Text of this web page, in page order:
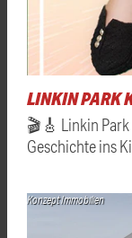
LINKIN PARK
🎬🎸 Linkin
Geschichte ins
Konzept Immobilien